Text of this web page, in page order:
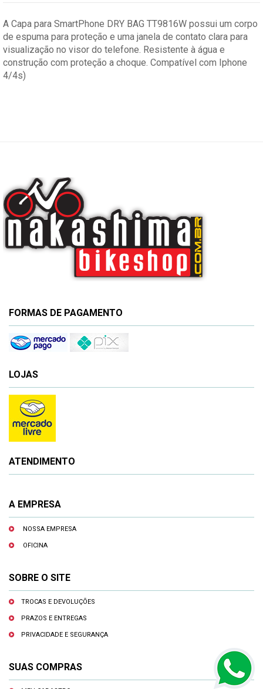
A Capa para SmartPhone DRY BAG TT9816W possui um corpo
de espuma para proteção e uma janela de contato clara para
visualização no visor do telefone. Resistente à água e
construção com proteção a choque. Compatível com Iphone
4/4s)
FORMAS DE PAGAMENTO
LOJAS
ATENDIMENTO
A EMPRESA
NOSSA EMPRESA
OFICINA
SOBRE O SITE
TROCAS E DEVOLUÇÕES
PRAZOS E ENTREGAS
PRIVACIDADE E SEGURANÇA
SUAS COMPRAS